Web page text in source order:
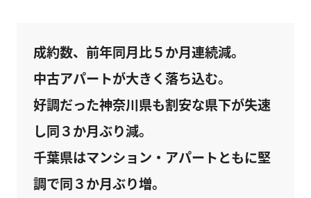
成約数、前年同月比５か月連続減。
中古アパートが大きく落ち込む。
好調だった神奈川県も割安な県下が失速
し同３か月ぶり減。
千葉県はマンション・アパートともに堅
調で同３か月ぶり増。